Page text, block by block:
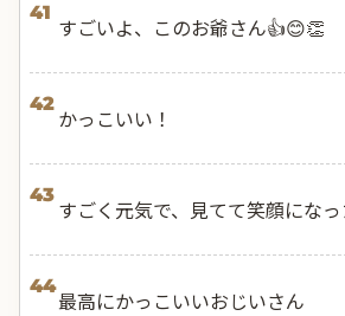
41
すごいよ、このお爺さん👍😊👏
42
かっこいい！
43
すごく元気で、見てて笑顔にな
44
最高にかっこいいおじいさん